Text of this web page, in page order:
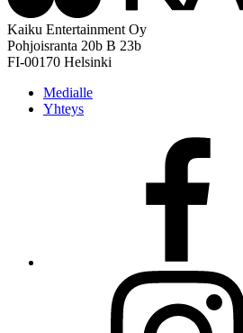
Kaiku Entertainment Oy
Pohjoisranta 20b B 23b
FI-00170 Helsinki
Medialle
Yhteys